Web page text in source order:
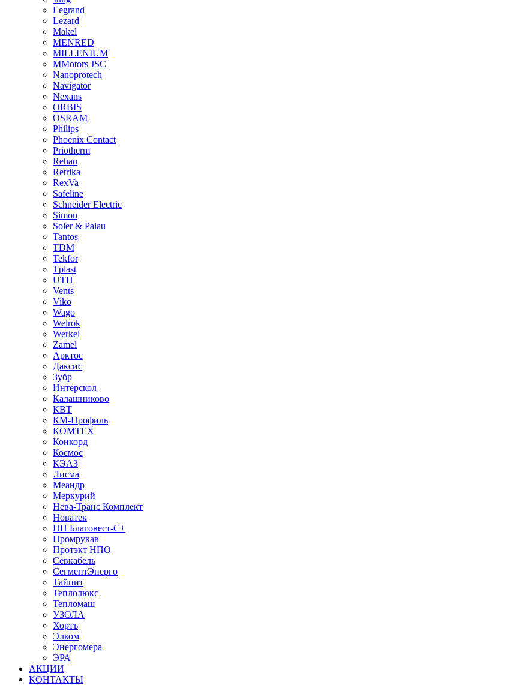
Legrand
Lezard
Makel
MENRED
MILLENIUM
MMotors JSC
Nanoprotech
Navigator
Nexans
ORBIS
OSRAM
Philips
Phoenix Contact
Priotherm
Rehau
Retrika
RexVa
Safeline
Schneider Electric
Simon
Soler & Palau
Tantos
TDM
Tekfor
Tplast
UTH
Vents
Viko
Wago
Welrok
Werkel
Zamel
Арктос
Даксис
Зубр
Интерскол
Калашниково
КВТ
КМ-Профиль
КОМТЕХ
Конкорд
Космос
КЭАЗ
Лисма
Меандр
Меркурий
Нева-Транс Комплект
Новатек
ПП Благовест-С+
Промрукав
Протэкт НПО
Севкабель
СегментЭнерго
Тайпит
Теплолюкс
Тепломаш
УЗОЛА
Хортъ
Элком
Энергомера
ЭРА
АКЦИИ
КОНТАКТЫ